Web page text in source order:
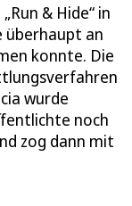
& Hide“ in
überhaupt an
konnte. Die
wurde
noch
zog dann mit